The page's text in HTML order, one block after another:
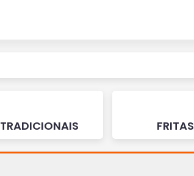
TRADICIONAIS FRITAS